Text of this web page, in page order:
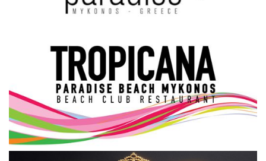
Science & Tech
Aegean Islands
Σεβασμιώτατος Δωρόθεος Β’
Cost Of Living Crisis
Opinion + Analysis